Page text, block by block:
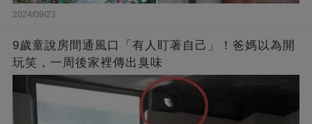
2024/09/23
9歲童說房間通風口「有人盯著自己」！爸媽以為開
玩笑，一周後家裡傳出臭味